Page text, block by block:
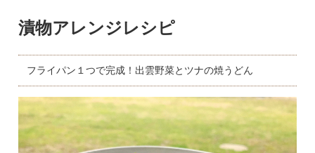
漬物アレンジレシピ
フライパン１つで完成！出雲野菜とツナの焼うどん